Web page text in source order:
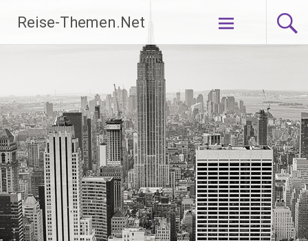
Inhalt
springen
Reise-Themen.Net